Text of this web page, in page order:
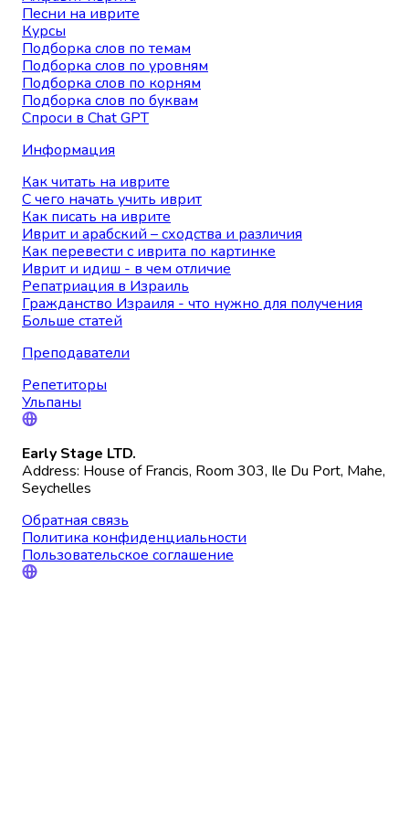
Песни на иврите
Курсы
Подборка слов по темам
Подборка слов по уровням
Подборка слов по корням
Подборка слов по буквам
Спроси в Chat GPT
Информация
Как читать на иврите
С чего начать учить иврит
Как писать на иврите
Иврит и арабский – сходства и различия
Как перевести с иврита по картинке
Иврит и идиш - в чем отличие
Репатриация в Израиль
Гражданство Израиля - что нужно для получения
Больше статей
Преподаватели
Репетиторы
Ульпаны
Early Stage LTD.
Address: House of Francis, Room 303, Ile Du Port, Mahe,
Seychelles
Обратная связь
Политика конфиденциальности
Пользовательское соглашение